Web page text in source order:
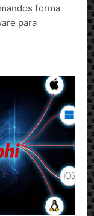
forma
para